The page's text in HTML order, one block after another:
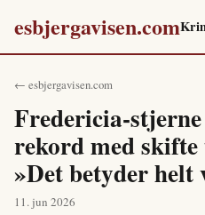
esbjergavisen.com
← esbjergavisen.com
Fredericia-
rekord med
»Det betyder helt
11. jun 2026